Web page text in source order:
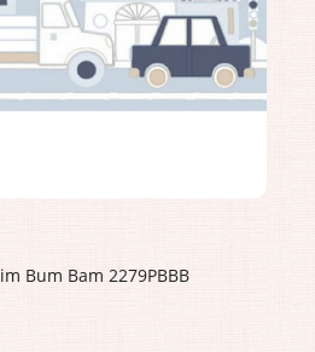
Bum Bam 2279PBBB